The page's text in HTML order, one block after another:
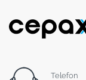
Telefon